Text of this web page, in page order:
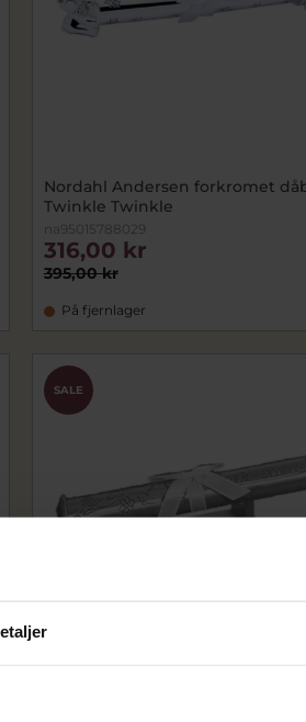
Nordahl Andersen forkromet
Twinkle Twinkle
na95015788029
395,00 kr
316,00 kr
På fjernlager
SALE